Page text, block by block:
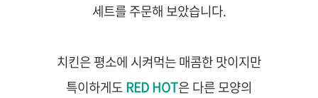
세트를 주문해 보았습니다.
치킨은 평소에 시켜먹는 매콤한 맛이지만
특이하게도RED HOT은 다른 모양의